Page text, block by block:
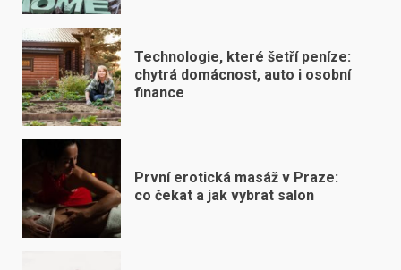
Technologie, které šetří peníze:
chytrá domácnost, auto i osobní
finance
První erotická masáž v Praze:
co čekat a jak vybrat salon